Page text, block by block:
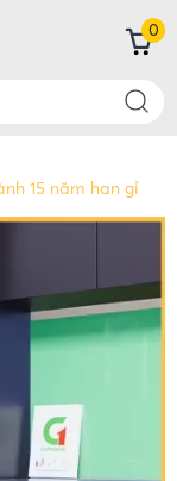
0
15 năm han gỉ